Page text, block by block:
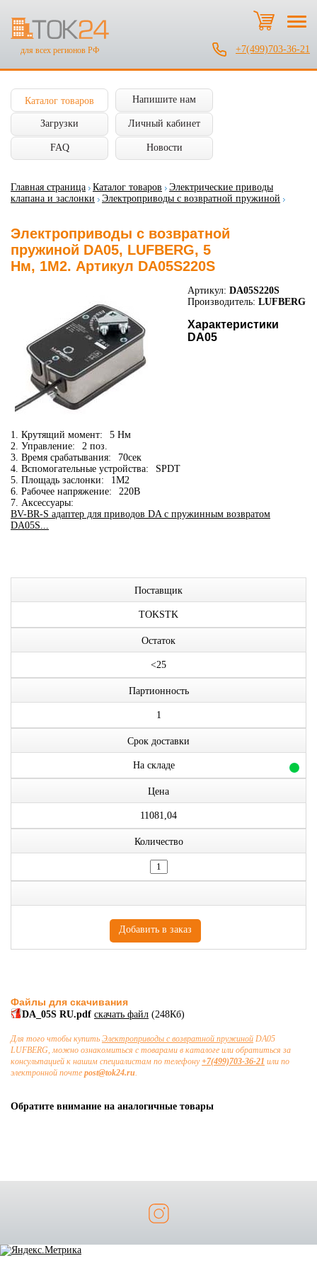
для всех регионов РФ +7(499)703-36-21
Каталог товаров Напишите нам
Загрузки Личный кабинет
FAQ Новости
Главная страница Каталог товаров
Электрические приводы
клапана и заслонки
Электроприводы с возвратной пружиной
Электроприводы с возвратной
пружиной DA05, LUFBERG, 5
Нм, 1М2. Артикул DA05S220S
Артикул: DA05S220S
Производитель: LUFBERG
Характеристики
DA05
1. Крутящий момент:
5 Нм
2. Управление:
2 поз.
3. Время срабатывания:
70сек
4. Вспомогательные устройства:
SPDT
5. Площадь заслонки:
1М2
6. Рабочее напряжение:
220В
7. Аксессуары:
BV-BR-S адаптер для приводов DA c пружинным возвратом
DA05S...
Поставщик
TOKSTK
Остаток
<25
Партионность
1
Срок доставки
На складе
Цена
11081,04
Количество
Файлы для скачивания
DA_05S RU.pdf скачать файл (248Кб)
Для того чтобы купить Электроприводы с возвратной пружиной DA05
LUFBERG, можно ознакомиться с товарами в каталоге или обратиться за
консультацией к нашим специалистам по телефону+7(499)703-36-21 или по
электронной почте post@tok24.ru.
Обратите внимание на аналогичные товары